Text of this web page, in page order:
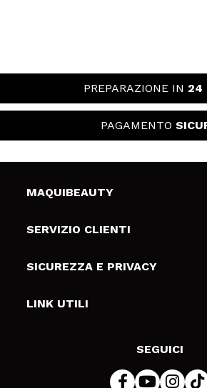
PREPARAZIONE IN 24
PAGAMENTO
MAQUIBEAUTY
Chi siamo
Gift Cards
SERVIZIO CLIENTI
Spedizioni & Resi
Metodi di pagamamento
SICUREZZA E PRIVACY
Termini e condizioni
LINK UTILI
SEGUICI